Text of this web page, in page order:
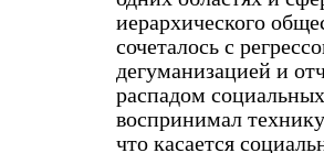
иерархического
сочеталось с
дегуманизацией и
распадом
воспринимал
что касается